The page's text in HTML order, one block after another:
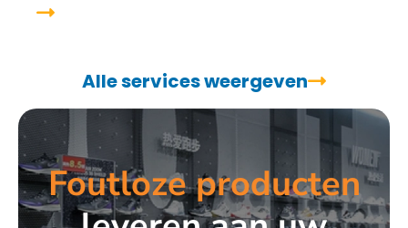
Alle services weergeven
Foutloze producten